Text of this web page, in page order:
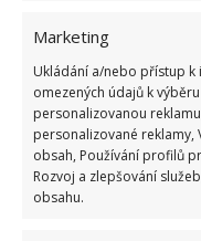
Marketing
Ukládání a/nebo přístup k
omezených údajů k
personalizovanou
personalizované
obsah, Používání profilů
Rozvoj a zlepšování
obsahu.